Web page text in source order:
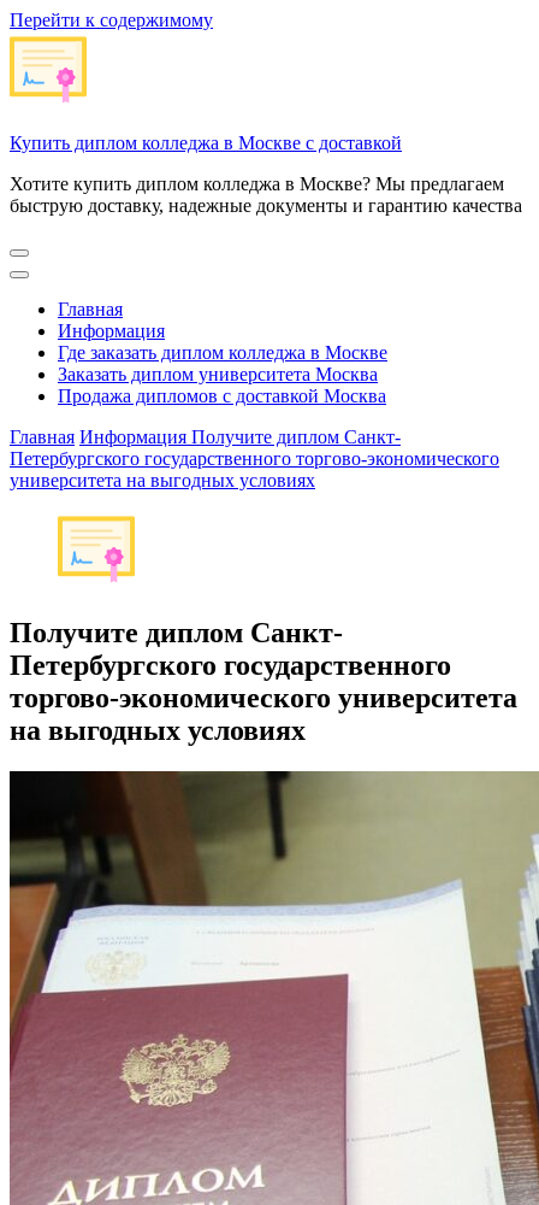
Перейти к содержимому
Купить диплом колледжа в Москве с доставкой
Хотите купить диплом колледжа в Москве? Мы предлагаем
быструю доставку, надежные документы и гарантию качества
Главная
Информация
Где заказать диплом колледжа в Москве
Заказать диплом университета Москва
Продажа дипломов с доставкой Москва
Главная Информация Получите диплом Санкт-
Петербургского государственного торгово-экономического
университета на выгодных условиях
Получите диплом Санкт-
Петербургского государственного
торгово-экономического университета
на выгодных условиях